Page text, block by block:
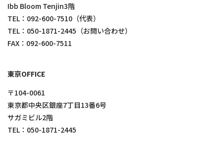
Ibb Bloom Tenjin3階
TEL： 092-600-7510 （代表）
TEL： 050-1871-2445 （お問い合わせ）
FAX：092-600-7511
東京OFFICE
〒104-0061
東京都中央区銀座7丁目13番6号
サガミビル2階
TEL： 050-1871-2445